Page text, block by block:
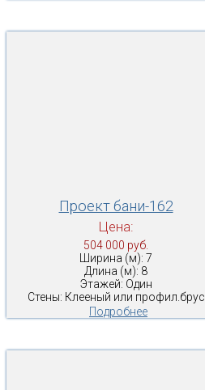
Проект бани-162
Цена:
504 000 руб.
Ширина (м): 7
Длина (м): 8
Этажей: Один
Стены: Клееный или профил.брус
Подробнее